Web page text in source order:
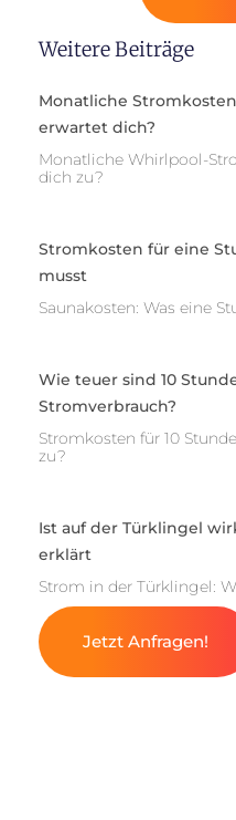
Weitere Beiträge
Monatliche
erwartet dich?
Monatliche Whirlpool-
dich zu?
Stromkosten für eine
musst
Saunakosten: Was eine
Wie teuer sind 10
Stromverbrauch?
Stromkosten für 10
zu?
Ist auf der Türklingel
erklärt
Strom in der Türklingel:
Jetzt Anfragen!